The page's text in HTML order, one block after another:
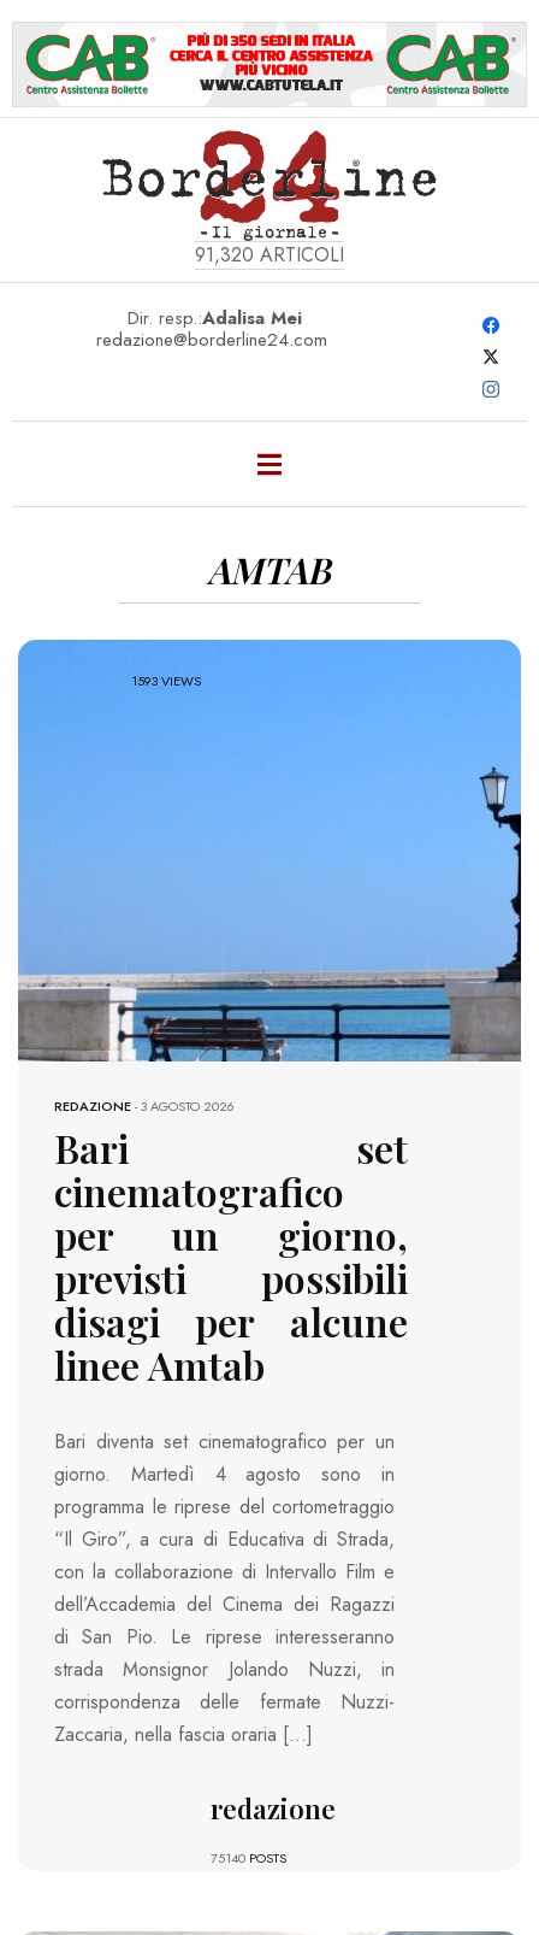
91,320 ARTICOLI
Dir. resp.:Adalisa Mei
redazione@borderline24.com
AMTAB
1593 VIEWS
REDAZIONE-3 AGOSTO 2026
Bari set
cinematografico
per un giorno,
previsti possibili
disagi per alcune
linee Amtab
Bari diventa set cinematografico per un
giorno. Martedì 4 agosto sono in
programma le riprese del cortometraggio
“Il Giro”, a cura di Educativa di Strada,
con la collaborazione di Intervallo Film e
dell’Accademia del Cinema dei Ragazzi
di San Pio. Le riprese interesseranno
strada Monsignor Jolando Nuzzi, in
corrispondenza delle fermate Nuzzi-
Zaccaria, nella fascia oraria […]
redazione
75140 POSTS